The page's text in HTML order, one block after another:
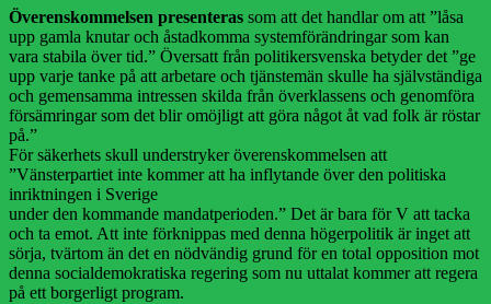
Överenskommelsen presenteras som att det handlar om att ”låsa
upp gamla knutar och åstadkomma systemförändringar som kan
vara stabila över tid.” Översatt från politikersvenska betyder det ”ge
upp varje tanke på att arbetare och tjänstemän skulle ha självständiga
och gemensamma intressen skilda från överklassens och genomföra
försämringar som det blir omöjligt att göra något åt vad folk är röstar
på.”
För säkerhets skull understryker överenskommelsen att
”Vänsterpartiet inte kommer att ha inflytande över den politiska
inriktningen i Sverige
under den kommande mandatperioden.” Det är bara för V att tacka
och ta emot. Att inte förknippas med denna högerpolitik är inget att
sörja, tvärtom än det en nödvändig grund för en total opposition mot
denna socialdemokratiska regering som nu uttalat kommer att regera
på ett borgerligt program.